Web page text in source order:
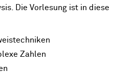
Die Vorlesung ist in diese
Zahlen